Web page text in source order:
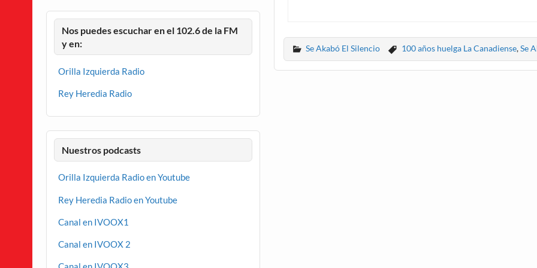
Se Akabó El Silencio 100 años huelga La Canadiense,Se
Nos puedes escuchar en el 102.6 de la FM
y en:
Orilla Izquierda Radio
Rey Heredia Radio
Nuestros podcasts
Orilla Izquierda Radio en Youtube
Rey Heredia Radio en Youtube
Canal en IVOOX1
Canal en IVOOX 2